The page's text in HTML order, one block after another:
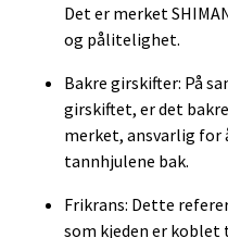
Det er merket
og pålitelighet.
Bakre girskifter: På
girskiftet, er det
merket, ansvarlig
tannhjulene bak.
Frikrans: Dette
som kjeden er koblet